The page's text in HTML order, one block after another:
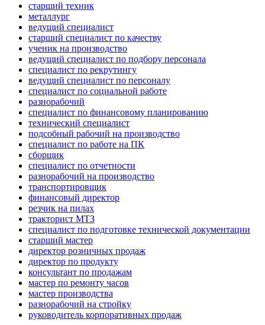
старший техник
металлург
ведущий специалист
старший специалист по качеству
ученик на производство
ведущий специалист по подбору персонала
специалист по рекрутингу
ведущий специалист по персоналу
специалист по социальной работе
разнорабочий
специалист по финансовому планированию
технический специалист
подсобный рабочий на производство
специалист по работе на ПК
сборщик
специалист по отчетности
разнорабочий на производство
транспортировщик
финансовый директор
резчик на пилах
тракторист МТЗ
специалист по подготовке технической документации
старший мастер
директор розничных продаж
директор по продукту
консультант по продажам
мастер по ремонту часов
мастер производства
разнорабочий на стройку
руководитель корпоративных продаж